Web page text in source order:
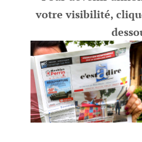
votre visibilité,